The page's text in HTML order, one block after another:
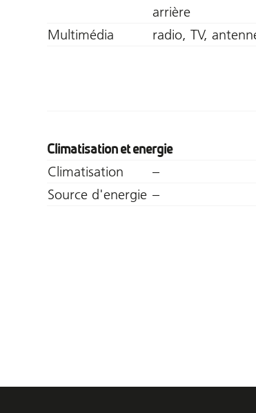
arrière
Multimédia
radio, TV,
Climatisation et energie
Climatisation
–
Source d'energie –